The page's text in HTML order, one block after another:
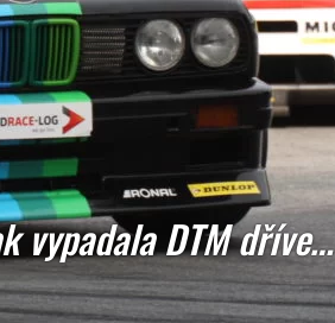
vypadala DTM dříve…